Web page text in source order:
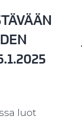
luot